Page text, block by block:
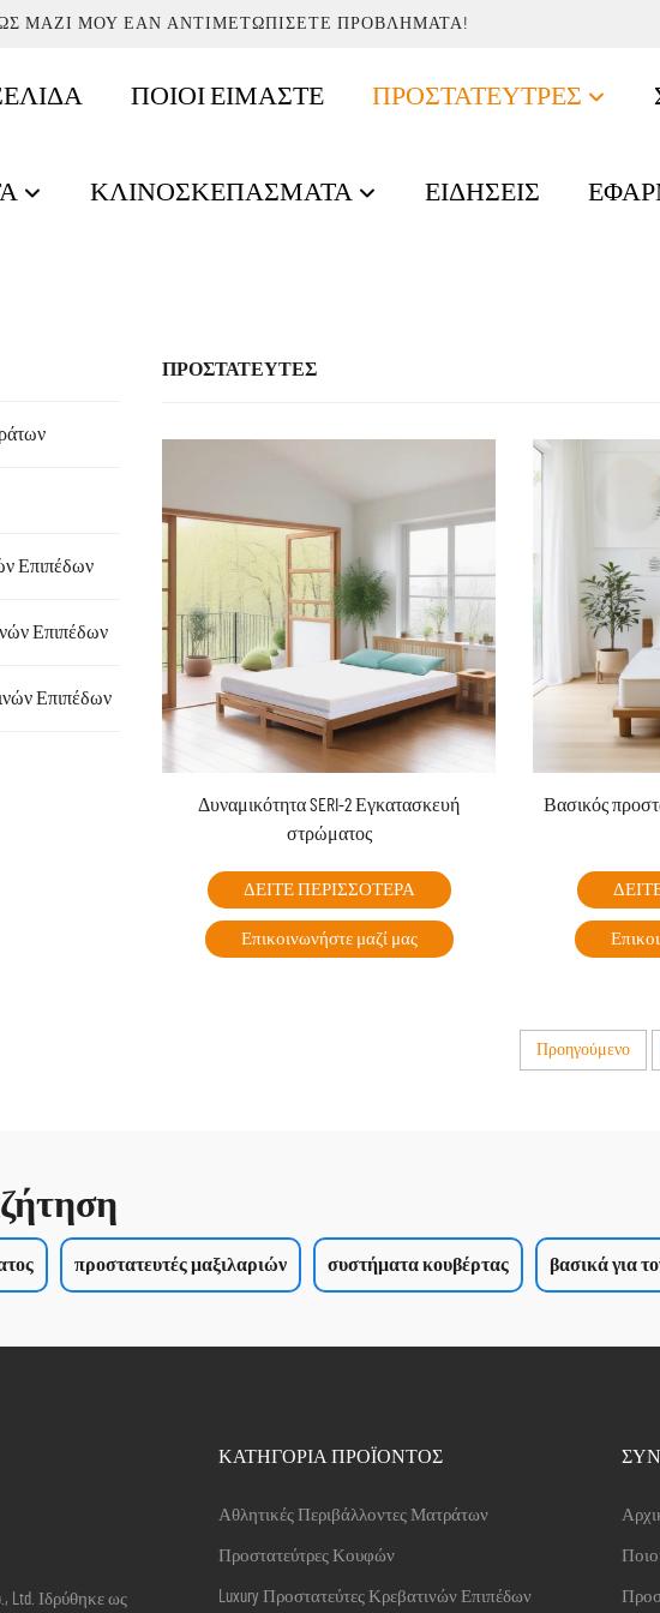
ΜΑΖΊ ΜΟΥ ΕΆΝ ΑΝΤΙΜΕΤΩΠΊΣΕΤΕ ΠΡΟΒΛΉΜΑΤΑ!
ΠΟΙΟΙ ΕΊΜΑΣΤΕ ΠΡΟΣΤΑΤΕΎΤΡΕΣ
ΚΛΙΝΟΣΚΕΠΆΣΜΑΤΑ ΕΙΔΉΣΕΙΣ
Επιπέδων
Επιπέδων
Επιπέδων
ΠΡΟΣΤΑΤΕΥΤΈΣ
Δυναμικότητα SERI-2 Εγκατασκευή
στρώματος
ΔΕΙΤΕ ΠΕΡΙΣΣΟΤΕΡΑ
Επικοινωνήστε μαζί μας
Βασικός
Προηγούμενο
προστατευτές μαξιλαριών συστήματα κουβέρτας βασικά για
Ltd. Ιδρύθηκε ως
ΚΑΤΗΓΟΡΙΑ ΠΡΟΪΟΝΤΟΣ
Αθλητικές Περιβάλλοντες Ματράτων
Προστατεύτρες Κουφών
Luxury Προστατεύτες Κρεβατινών Επιπέδων